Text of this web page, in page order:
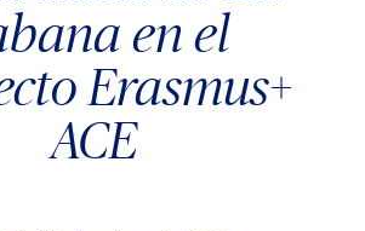
en el
Erasmus+
ACE